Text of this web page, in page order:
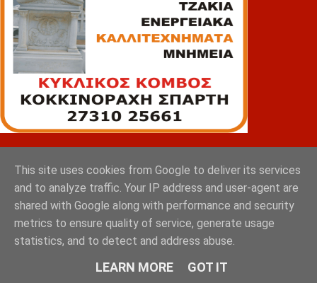
This site uses cookies from Google to deliver its services
and to analyze traffic. Your IP address and user-agent are
shared with Google along with performance and security
metrics to ensure quality of service, generate usage
statistics, and to detect and address abuse.
LEARN MORE GOT IT